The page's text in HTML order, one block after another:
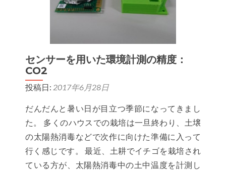
が
加
センサーを用いた環境計測の精度：
CO2
投稿日: 2017年6月28日
だんだんと暑い日が目立つ季節になってきまし
た。 多くのハウスでの栽培は一旦終わり、土壌
の太陽熱消毒などで次作に向けた準備に入って
行く感じです。 最近、土耕でイチゴを栽培され
ている方が、太陽熱消毒中の土中温度を計測し